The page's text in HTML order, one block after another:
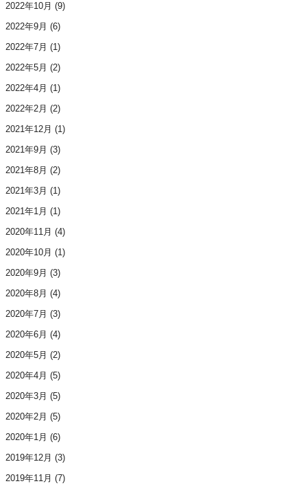
2022年10月 (9)
2022年9月 (6)
2022年7月 (1)
2022年5月 (2)
2022年4月 (1)
2022年2月 (2)
2021年12月 (1)
2021年9月 (3)
2021年8月 (2)
2021年3月 (1)
2021年1月 (1)
2020年11月 (4)
2020年10月 (1)
2020年9月 (3)
2020年8月 (4)
2020年7月 (3)
2020年6月 (4)
2020年5月 (2)
2020年4月 (5)
2020年3月 (5)
2020年2月 (5)
2020年1月 (6)
2019年12月 (3)
2019年11月 (7)